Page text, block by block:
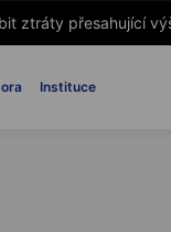
ztráty přesahující
Instituce